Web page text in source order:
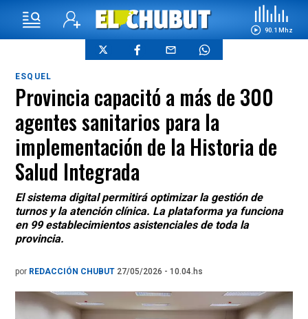
90.1 Mhz
ESQUEL
Provincia capacitó a más de 300
agentes sanitarios para la
implementación de la Historia de
Salud Integrada
El sistema digital permitirá optimizar la gestión de
turnos y la atención clínica. La plataforma ya funciona
en 99 establecimientos asistenciales de toda la
provincia.
por REDACCIÓN CHUBUT 27/05/2026 - 10.04.hs